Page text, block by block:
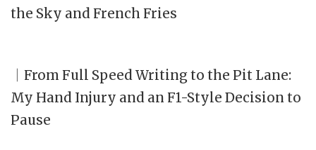
the Sky and French Fries
｜From Full Speed Writing to the Pit Lane:
My Hand Injury and an F1-Style Decision to
Pause